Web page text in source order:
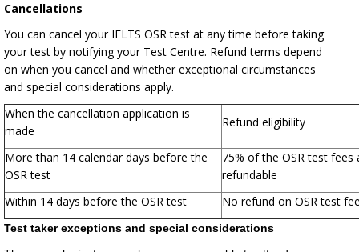
Cancellations
You can cancel your IELTS OSR test at any time before taking
your test by notifying your Test Centre. Refund terms depend
on when you cancel and whether exceptional circumstances
and special considerations apply.
When the cancellation application is
made
Refund eligibility
More than 14 calendar days before the
OSR test
75% of the OSR test fees
refundable
Within 14 days before the OSR test
No refund on OSR test
Test taker exceptions and special considerations